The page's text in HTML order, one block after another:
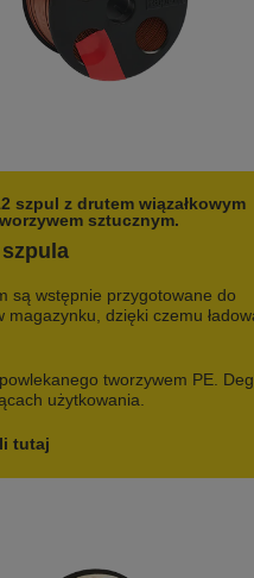
szpul z drutem wiązałkowym
sztucznym.
są wstępnie przygotowane do
magazynku, dzięki czemu
tworzywem PE.
użytkowania.
tutaj